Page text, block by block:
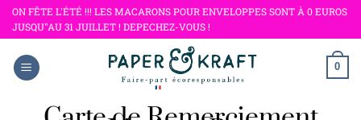
Passer
au
ON FÊTE L'ÉTÉ !!! LES MACARONS POUR ENVELOPPES SONT À 0 EUROS
JUSQU"AU 31 JUILLET ! DEPECHEZ-VOUS !
0